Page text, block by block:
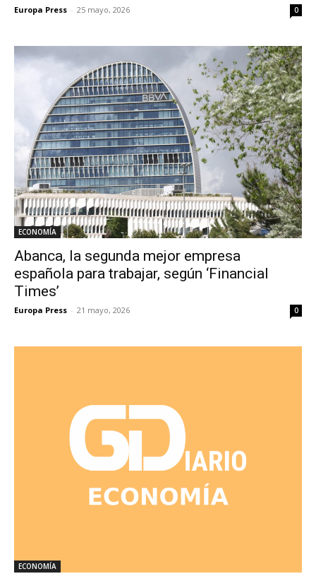
Europa Press - 25 mayo, 2026 0
ECONOMÍA
Abanca, la segunda mejor empresa
española para trabajar, según ‘Financial
Times’
Europa Press - 21 mayo, 2026 0
ECONOMÍA